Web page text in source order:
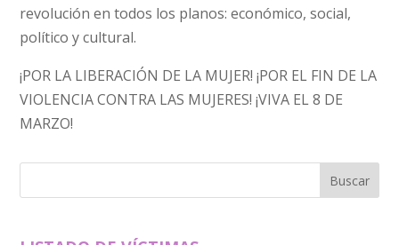
revolución en todos los planos: económico, social,
político y cultural.
¡POR LA LIBERACIÓN DE LA MUJER! ¡POR EL FIN DE LA
VIOLENCIA CONTRA LAS MUJERES! ¡VIVA EL 8 DE
MARZO!